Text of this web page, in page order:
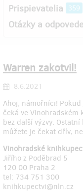
Prispievatelia 359
Otázky a odpovede
Warren zakotvil!
8.6.2021
Ahoj, námořníci!
čeká ve
bez další výzvy.
můžete je čekat dřív,
Vinohradské
Jiřího z Poděbrad 5
120 00 Praha 2
tel: 734 751 300
knihkupectvi@nln.cz